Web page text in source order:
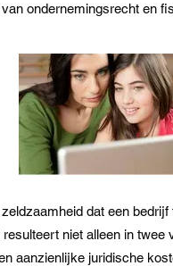
ondernemingsrecht en
dat een
niet alleen in
aanzienlijke juridische